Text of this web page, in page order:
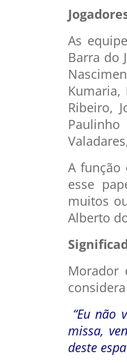
As
Barra do
Kumaria,
Ribeiro,
Paulinho
A função
esse
muitos
Alberto
Morador
“Eu não
missa,
deste